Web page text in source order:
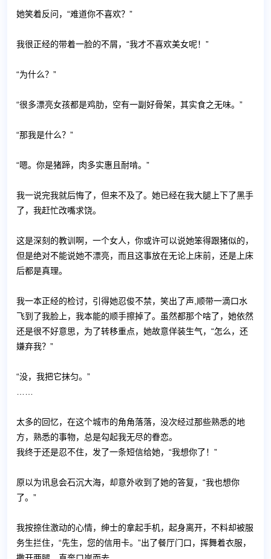
她笑着反问，“难道你不喜欢？”
我很正经的带着一脸的不屑，“我才不喜欢美女呢！”
“为什么？”
“很多漂亮女孩都是鸡肋，空有一副好骨架，其实食之无味。”
“那我是什么？”
“嗯。你是猪蹄，肉多实惠且耐啃。”
我一说完我就后悔了，但来不及了。她已经在我大腿上下了黑手
了，我赶忙改嘴求饶。
这是深刻的教训啊，一个女人，你或许可以说她笨得跟猪似的，
但是绝对不能说她不漂亮，而且这事放在无论上床前，还是上床
后都是真理。
我一本正经的检讨，引得她忍俊不禁，笑出了声,顺带一滴口水
飞到了我脸上，我本能的顺手擦掉了。虽然都那个啥了，她依然
还是很不好意思，为了转移重点，她故意佯装生气，“怎么，还
嫌弃我？”
“没，我把它抹匀。”
太多的回忆，在这个城市的角角落落，没次经过那些熟悉的地
方，熟悉的事物，总是勾起我无尽的眷恋。
我终于还是忍不住，发了一条短信给她，“我想你了！”
原以为讯息会石沉大海，却意外收到了她的答复，“我也想你
了。”
我按捺住激动的心情，绅士的拿起手机，起身离开，不料却被服
务生拦住，“先生，您的信用卡。”出了餐厅门口，挥舞着衣服，